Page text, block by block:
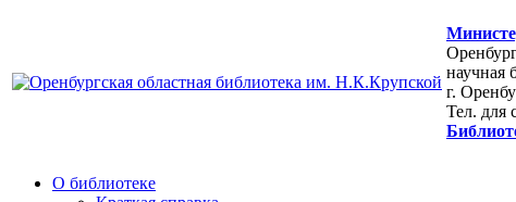
научная
г.
Тел. для
О библиотеке